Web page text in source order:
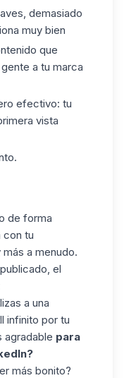
demasiado
muy bien
que
a tu marca
efectivo: tu
vista
de forma
con tu
a menudo.
el
a una
infinito por tu
agradable para
más bonito?